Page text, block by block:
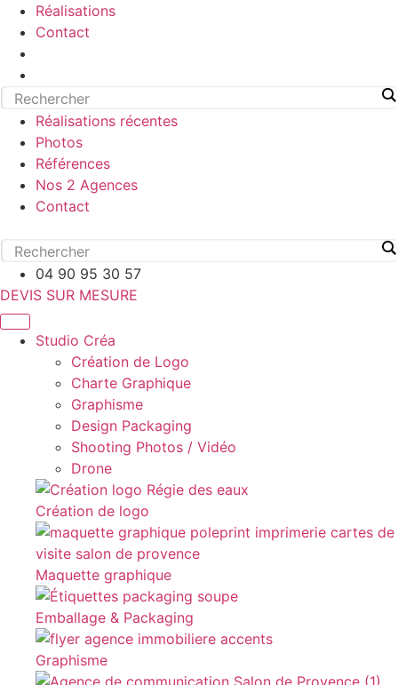
Réalisations
Contact
Réalisations récentes
Photos
Références
Nos 2 Agences
Contact
04 90 95 30 57
DEVIS SUR MESURE
Studio Créa
Création de Logo
Charte Graphique
Graphisme
Design Packaging
Shooting Photos / Vidéo
Drone
Création de logo
Maquette graphique
Emballage & Packaging
Graphisme